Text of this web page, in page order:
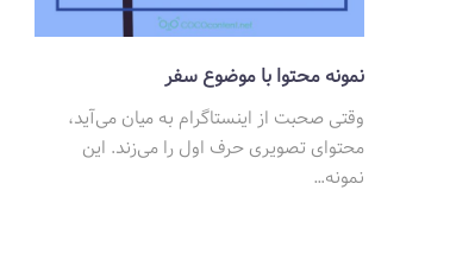
نمونه محتوا با موضوع سفر
وقتی صحبت از اینستاگرام به میان می‌آید،
محتوای تصویری حرف اول را می‌زند. این
نمونه…